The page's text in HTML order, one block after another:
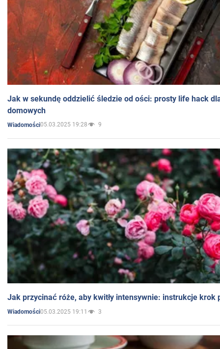
Jak w sekundę oddzielić śledzie od ości: prosty life hack
domowych
Wiadomości05.03.2025 19:28 9
Jak przycinać róże, aby kwitły intensywnie: instrukcje krok
Wiadomości05.03.2025 19:11 3